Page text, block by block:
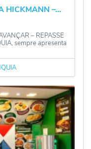
HICKMANN –...
– REPASSE
sempre apresenta